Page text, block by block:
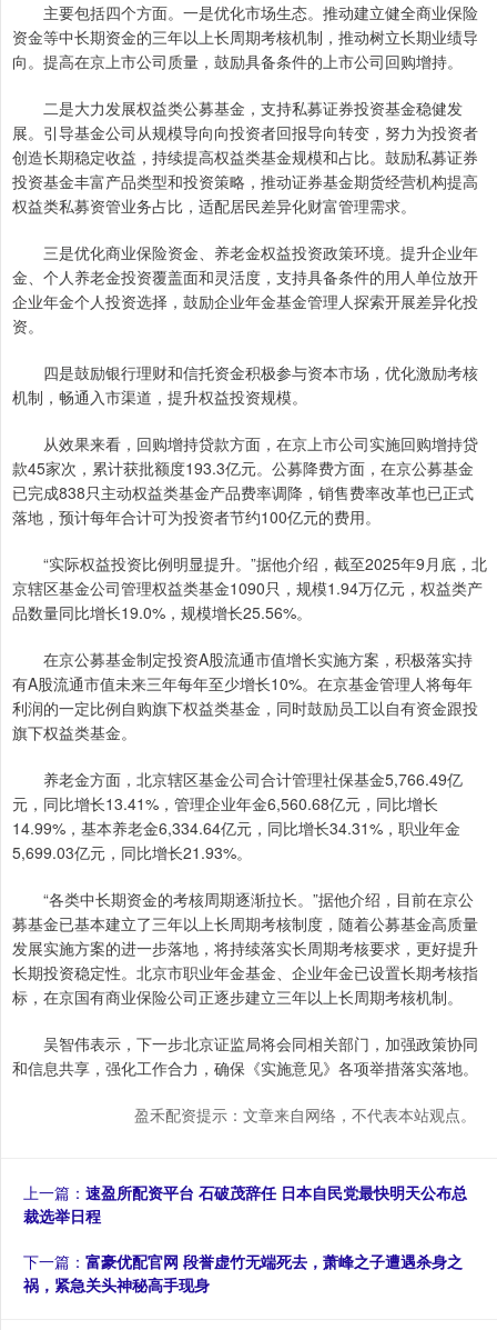
主要包括四个方面。一是优化市场生态。推动建立健全商业保险
资金等中长期资金的三年以上长周期考核机制，推动树立长期业绩导
向。提高在京上市公司质量，鼓励具备条件的上市公司回购增持。
二是大力发展权益类公募基金，支持私募证券投资基金稳健发
展。引导基金公司从规模导向向投资者回报导向转变，努力为投资者
创造长期稳定收益，持续提高权益类基金规模和占比。鼓励私募证券
投资基金丰富产品类型和投资策略，推动证券基金期货经营机构提高
权益类私募资管业务占比，适配居民差异化财富管理需求。
三是优化商业保险资金、养老金权益投资政策环境。提升企业年
金、个人养老金投资覆盖面和灵活度，支持具备条件的用人单位放开
企业年金个人投资选择，鼓励企业年金基金管理人探索开展差异化投
资。
四是鼓励银行理财和信托资金积极参与资本市场，优化激励考核
机制，畅通入市渠道，提升权益投资规模。
从效果来看，回购增持贷款方面，在京上市公司实施回购增持贷
款45家次，累计获批额度193.3亿元。公募降费方面，在京公募基金
已完成838只主动权益类基金产品费率调降，销售费率改革也已正式
落地，预计每年合计可为投资者节约100亿元的费用。
“实际权益投资比例明显提升。”据他介绍，截至2025年9月底，北
京辖区基金公司管理权益类基金1090只，规模1.94万亿元，权益类产
品数量同比增长19.0%，规模增长25.56%。
在京公募基金制定投资A股流通市值增长实施方案，积极落实持
有A股流通市值未来三年每年至少增长10%。在京基金管理人将每年
利润的一定比例自购旗下权益类基金，同时鼓励员工以自有资金跟投
旗下权益类基金。
养老金方面，北京辖区基金公司合计管理社保基金5,766.49亿
元，同比增长13.41%，管理企业年金6,560.68亿元，同比增长
14.99%，基本养老金6,334.64亿元，同比增长34.31%，职业年金
5,699.03亿元，同比增长21.93%。
“各类中长期资金的考核周期逐渐拉长。”据他介绍，目前在京公
募基金已基本建立了三年以上长周期考核制度，随着公募基金高质量
发展实施方案的进一步落地，将持续落实长周期考核要求，更好提升
长期投资稳定性。北京市职业年金基金、企业年金已设置长期考核指
标，在京国有商业保险公司正逐步建立三年以上长周期考核机制。
吴智伟表示，下一步北京证监局将会同相关部门，加强政策协同
和信息共享，强化工作合力，确保《实施意见》各项举措落实落地。
盈禾配资提示：文章来自网络，不代表本站观点。
上一篇： 速盈所配资平台 石破茂辞任 日本自民党最快明天公布总
裁选举日程
下一篇： 富豪优配官网 段誉虚竹无端死去，萧峰之子遭遇杀身之
祸，紧急关头神秘高手现身